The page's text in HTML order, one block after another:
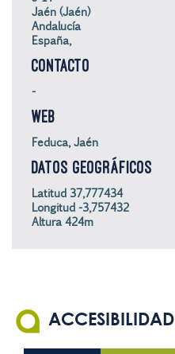
Jaén (Jaén)
Andalucía
España,
CONTACTO
-
WEB
Feduca, Jaén
DATOS GEOGRÁFICOS
Latitud 37,777434
Longitud -3,757432
Altura 424m
ACCESIBILIDAD